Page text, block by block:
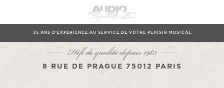
35 ANS D'EXPÉRIENCE AU SERVICE DE VOTRE PLAISIR MUSICAL
Hifi de qualité depuis 1983
8 RUE DE PRAGUE 75012 PARIS